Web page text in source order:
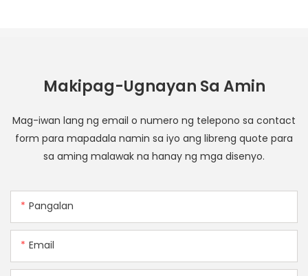
Makipag-Ugnayan Sa Amin
Mag-iwan lang ng email o numero ng telepono sa contact
form para mapadala namin sa iyo ang libreng quote para
sa aming malawak na hanay ng mga disenyo.
Pangalan
Email